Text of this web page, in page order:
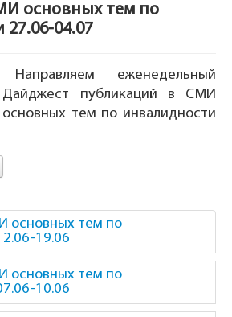
основных тем по
04.07
Направляем еженедельный
Дайджест публикаций в СМИ
основных тем по инвалидности
тем по
19.06
тем по
10.06